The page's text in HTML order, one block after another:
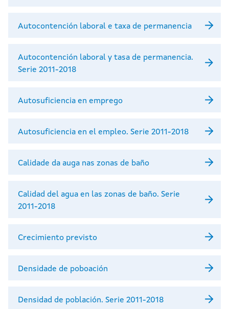
Autocontención laboral e taxa de permanencia
Autocontención laboral y tasa de permanencia.
Serie 2011-2018
Autosuficiencia en emprego
Autosuficiencia en el empleo. Serie 2011-2018
Calidade da auga nas zonas de baño
Calidad del agua en las zonas de baño. Serie
2011-2018
Crecimiento previsto
Densidade de poboación
Densidad de población. Serie 2011-2018